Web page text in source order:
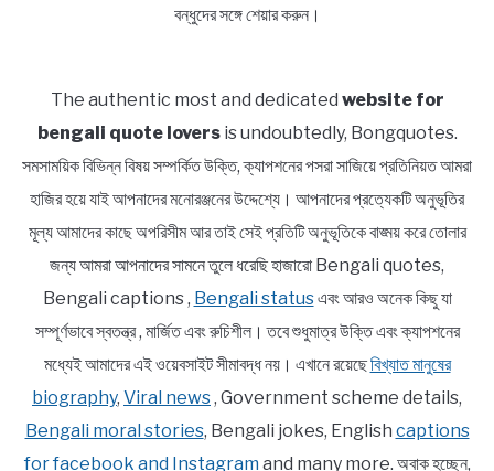
বন্ধুদের সঙ্গে শেয়ার করুন।
The authentic most and dedicated website for
bengali quote loversis undoubtedly, Bongquotes.
সমসাময়িক বিভিন্ন বিষয় সম্পর্কিত উক্তি, ক্যাপশনের পসরা সাজিয়ে প্রতিনিয়ত আমরা
হাজির হয়ে যাই আপনাদের মনোরঞ্জনের উদ্দেশ্যে। আপনাদের প্রত্যেকটি অনুভূতির
মূল্য আমাদের কাছে অপরিসীম আর তাই সেই প্রতিটি অনুভূতিকে বাঙ্ময় করে তোলার
জন্য আমরা আপনাদের সামনে তুলে ধরেছি হাজারো Bengali quotes,
Bengali captions , Bengali statusএবং আরও অনেক কিছু যা
সম্পূর্ণভাবে স্বতন্ত্র , মার্জিত এবং রুচিশীল। তবে শুধুমাত্র উক্তি এবং ক্যাপশনের
মধ্যেই আমাদের এই ওয়েবসাইট সীমাবদ্ধ নয়। এখানে রয়েছেবিখ্যাত মানুষের
biography, Viral news, Government scheme details,
Bengali moral stories, Bengali jokes, English captions
for facebook and Instagram and many more. অবাক হচ্ছেন,